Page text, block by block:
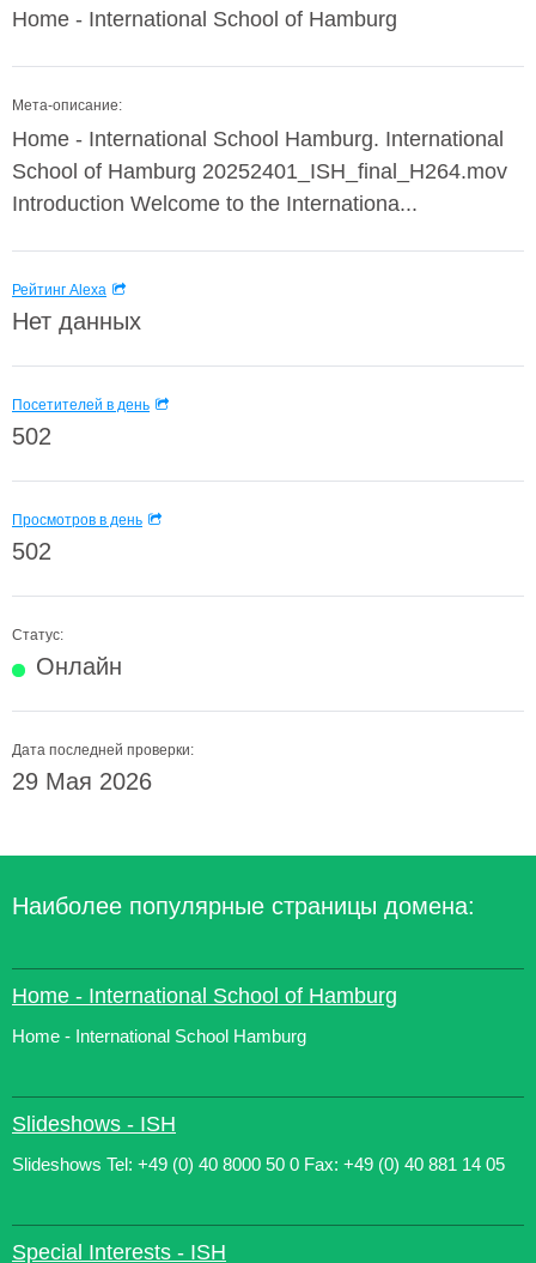
Home - International School of Hamburg
Мета-описание:
Home - International School Hamburg. International
School of Hamburg 20252401_ISH_final_H264.mov
Introduction Welcome to the Internationa...
Рейтинг Alexa
Нет данных
Посетителей в день
502
Просмотров в день
502
Статус:
Онлайн
Дата последней проверки:
29 Мая 2026
Наиболее популярные страницы домена:
Home - International School of Hamburg
Home - International School Hamburg
Slideshows - ISH
Slideshows Tel: +49 (0) 40 8000 50 0 Fax: +49 (0) 40 881 14 05
Special Interests - ISH